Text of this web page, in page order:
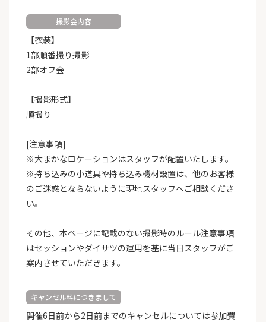
撮影会内容
【衣装】
1部順番撮り撮影
2部オフ会
【撮影形式】
順撮り
[注意事項]
※大まかなロケーションはスタッフが配置いたします。
※持ち込みの小道具や持ち込み機材設置は、他のお客様
のご迷惑とならないように現地スタッフへご相談くださ
い。
その他、本ページに記載のない撮影時のルール注意事項
はセッションやダイサツの運用を基に当日スタッフがご
案内させていただきます。
キャンセル料につきまして
開催6日前から2日前までのキャンセルについては参加費